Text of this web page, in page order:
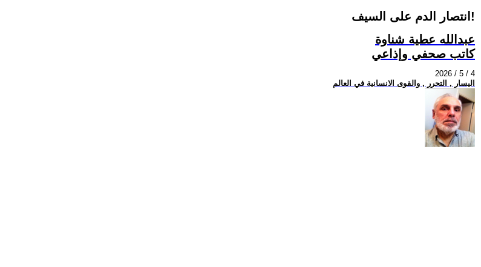
انتصار الدم على السيف!
عبدالله عطية شناوة
كاتب صحفي وإذاعي
2026 / 5 / 4
اليسار , التحرر , والقوى الانسانية في العالم